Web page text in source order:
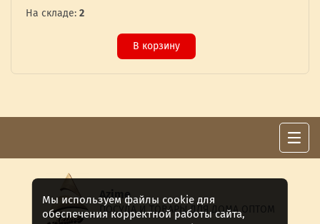
На складе: 2
В корзину
Azime
ПОСУДА И ТОВАРЫ ДЛЯ ДОМА ОПТОМ
Мы используем файлы cookie для
обеспечения корректной работы сайта,